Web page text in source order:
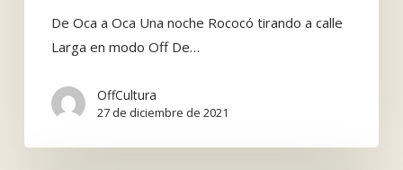
De Oca a Oca Una noche Rococó tirando a calle
Larga en modo Off De…
OffCultura
27 de diciembre de 2021